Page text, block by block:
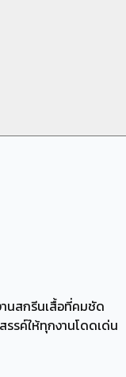
านสกรีนเสื้อที่คมชัด
รรค์ให้ทุกงานโดดเด่น